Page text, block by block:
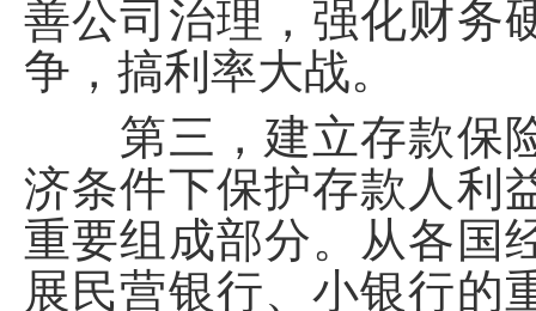
善公司治理，强化财务
争，搞利率大战。
第三，建立存款保险
济条件下保护存款人利
重要组成部分。从各国
展民营银行、小银行的